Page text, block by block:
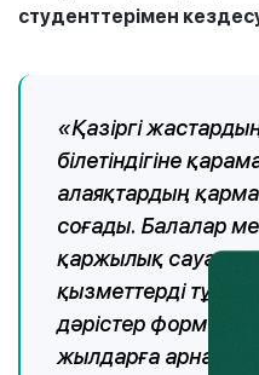
студенттерімен
«Қазіргі
білетіндігіне
алаяқтардың
соғады. Балалар
қаржылық
қызметтерді
дәрістер
жылдарға